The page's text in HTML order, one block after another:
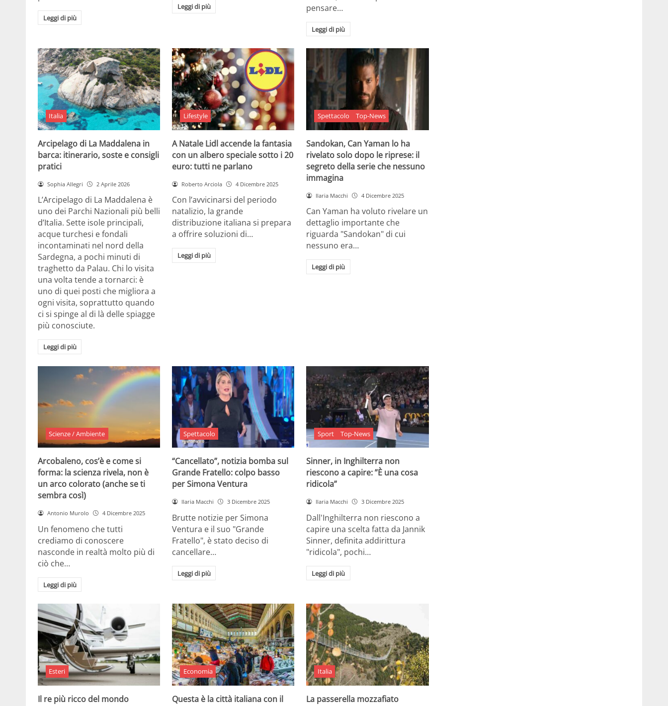
Leggi di più
Leggi di più
pensare…
Leggi di più
Italia
Arcipelago di La Maddalena in
barca: itinerario, soste e consigli
pratici
Sophia Allegri 2 Aprile 2026
L’Arcipelago di La Maddalena è
uno dei Parchi Nazionali più belli
d’Italia. Sette isole principali,
acque turchesi e fondali
incontaminati nel nord della
Sardegna, a pochi minuti di
traghetto da Palau. Chi lo visita
una volta tende a tornarci: è
uno di quei posti che migliora a
ogni visita, soprattutto quando
ci si spinge al di là delle spiagge
più conosciute.
Leggi di più
Lifestyle
A Natale Lidl accende la fantasia
con un albero speciale sotto i 20
euro: tutti ne parlano
Roberto Arciola 4 Dicembre 2025
Con l’avvicinarsi del periodo
natalizio, la grande
distribuzione italiana si prepara
a offrire soluzioni di…
Leggi di più
Spettacolo Top-News
Sandokan, Can Yaman lo ha
rivelato solo dopo le riprese: il
segreto della serie che nessuno
immagina
Ilaria Macchi 4 Dicembre 2025
Can Yaman ha voluto rivelare un
dettaglio importante che
riguarda "Sandokan" di cui
nessuno era…
Leggi di più
Scienze / Ambiente
Arcobaleno, cos’è e come si
forma: la scienza rivela, non è
un arco colorato (anche se ti
sembra così)
Antonio Murolo 4 Dicembre 2025
Un fenomeno che tutti
crediamo di conoscere
nasconde in realtà molto più di
ciò che…
Leggi di più
Spettacolo
“Cancellato”, notizia bomba sul
Grande Fratello: colpo basso
per Simona Ventura
Ilaria Macchi 3 Dicembre 2025
Brutte notizie per Simona
Ventura e il suo "Grande
Fratello", è stato deciso di
cancellare…
Leggi di più
Sport Top-News
Sinner, in Inghilterra non
riescono a capire: ”È una cosa
ridicola”
Ilaria Macchi 3 Dicembre 2025
Dall'Inghilterra non riescono a
capire una scelta fatta da Jannik
Sinner, definita addirittura
"ridicola", pochi…
Leggi di più
Esteri
Il re più ricco del mondo
Economia
Questa è la città italiana con il
Italia
La passerella mozzafiato